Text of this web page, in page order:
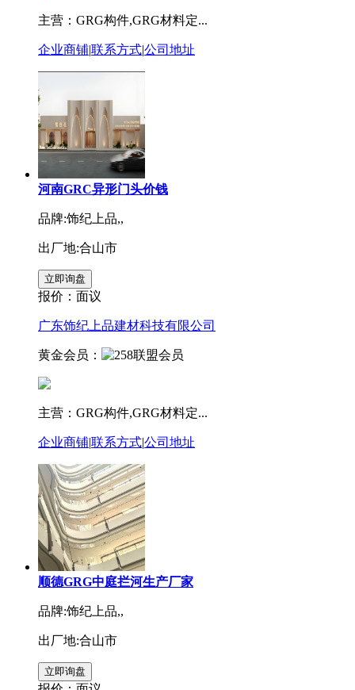
主营：GRG构件,GRG材料定...
企业商铺|联系方式|公司地址
河南GRC异形门头价钱
品牌:饰纪上品,,
出厂地:合山市
报价： 面议
广东饰纪上品建材科技有限公司
黄金会员：
主营：GRG构件,GRG材料定...
企业商铺|联系方式|公司地址
顺德GRG中庭拦河生产厂家
品牌:饰纪上品,,
出厂地:合山市